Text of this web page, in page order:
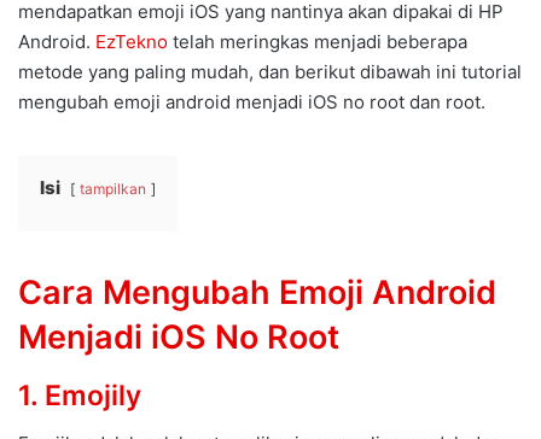
mendapatkan emoji iOS yang nantinya akan dipakai di HP
Android. EzTekno telah meringkas menjadi beberapa
metode yang paling mudah, dan berikut dibawah ini tutorial
mengubah emoji android menjadi iOS no root dan root.
Isi tampilkan
Cara Mengubah Emoji Android
Menjadi iOS No Root
1. Emojily